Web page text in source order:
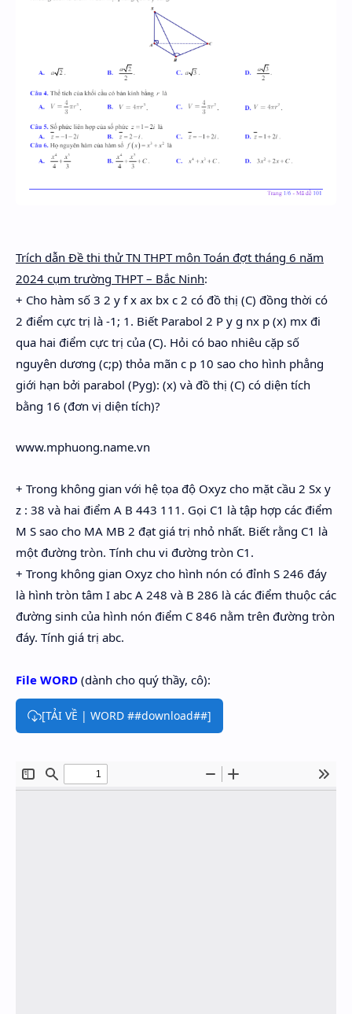
Trích dẫn Đề thi thử TN THPT môn Toán đợt tháng 6 năm
2024 cụm trường THPT – Bắc Ninh:
+ Cho hàm số 3 2 y f x ax bx c 2 có đồ thị (C) đồng thời có
2 điểm cực trị là -1; 1. Biết Parabol 2 P y g nx p (x) mx đi
qua hai điểm cực trị của (C). Hỏi có bao nhiêu cặp số
nguyên dương (c;p) thỏa mãn c p 10 sao cho hình phẳng
giới hạn bởi parabol (Pyg): (x) và đồ thị (C) có diện tích
bằng 16 (đơn vị diện tích)?
www.mphuong.name.vn
+ Trong không gian với hệ tọa độ Oxyz cho mặt cầu 2 Sx y
z : 38 và hai điểm A B 443 111. Gọi C1 là tập hợp các điểm
M S sao cho MA MB 2 đạt giá trị nhỏ nhất. Biết rằng C1 là
một đường tròn. Tính chu vi đường tròn C1.
+ Trong không gian Oxyz cho hình nón có đỉnh S 246 đáy
là hình tròn tâm I abc A 248 và B 286 là các điểm thuộc các
đường sinh của hình nón điểm C 846 nằm trên đường tròn
đáy. Tính giá trị abc.
File WORD (dành cho quý thầy, cô):
[TẢI VỀ | WORD ##download##]